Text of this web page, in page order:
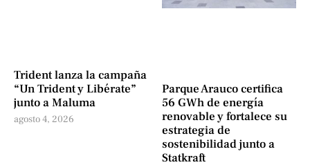
Trident lanza la campaña
“Un Trident y Libérate”
junto a Maluma
agosto 4, 2026
Parque Arauco certifica
56 GWh de energía
renovable y fortalece su
estrategia de
sostenibilidad junto a
Statkraft